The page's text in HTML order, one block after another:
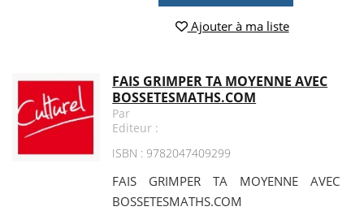
Ajouter à ma liste
FAIS GRIMPER TA MOYENNE AVEC
BOSSETESMATHS.COM
Par
Editeur :
ISBN : 9782047409299
FAIS GRIMPER TA MOYENNE AVEC
BOSSETESMATHS.COM